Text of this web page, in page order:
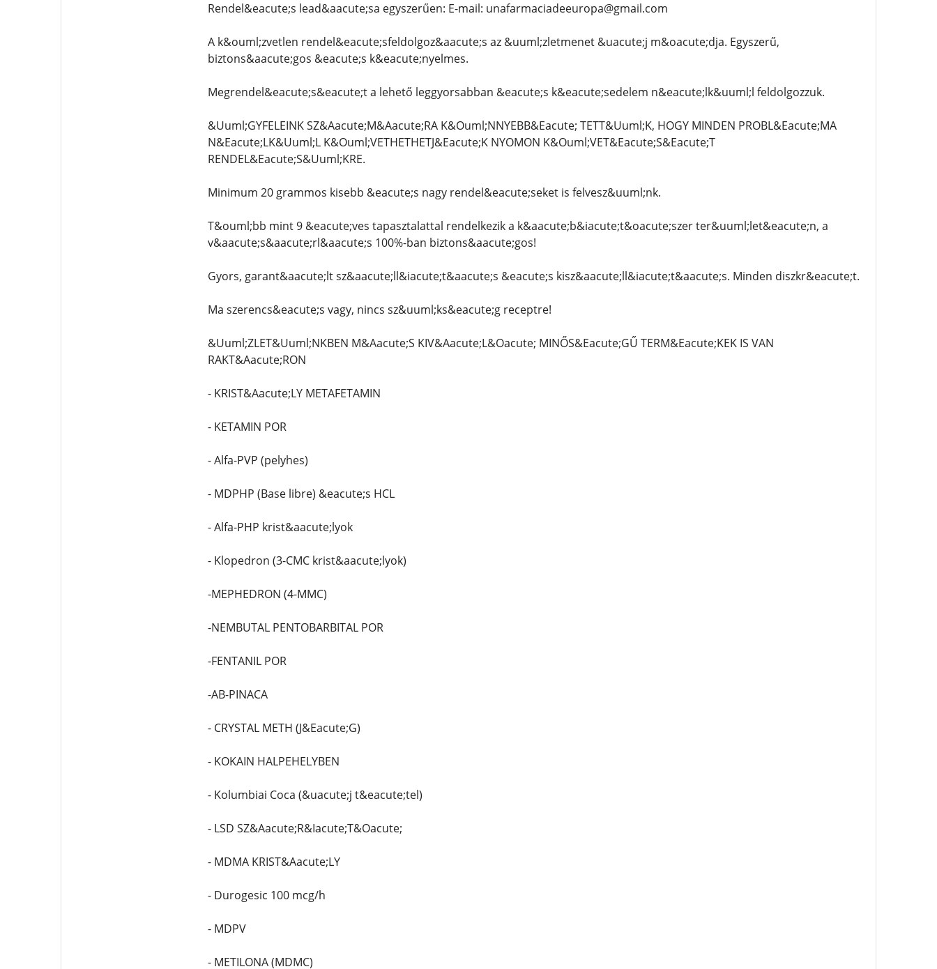
Rendel&eacute;s lead&aacute;sa egyszerűen: E-mail: unafarmaciadeeuropa@gmail.com
A k&ouml;zvetlen rendel&eacute;sfeldolgoz&aacute;s az &uuml;zletmenet &uacute;j m&oacute;dja. Egyszerű,
biztons&aacute;gos &eacute;s k&eacute;nyelmes.
Megrendel&eacute;s&eacute;t a lehető leggyorsabban &eacute;s k&eacute;sedelem n&eacute;lk&uuml;l feldolgozzuk.
&Uuml;GYFELEINK SZ&Aacute;M&Aacute;RA K&Ouml;NNYEBB&Eacute; TETT&Uuml;K, HOGY MINDEN PROBL&Eacute;MA
N&Eacute;LK&Uuml;L K&Ouml;VETHETHETJ&Eacute;K NYOMON K&Ouml;VET&Eacute;S&Eacute;T
RENDEL&Eacute;S&Uuml;KRE.
Minimum 20 grammos kisebb &eacute;s nagy rendel&eacute;seket is felvesz&uuml;nk.
T&ouml;bb mint 9 &eacute;ves tapasztalattal rendelkezik a k&aacute;b&iacute;t&oacute;szer ter&uuml;let&eacute;n, a
v&aacute;s&aacute;rl&aacute;s 100%-ban biztons&aacute;gos!
Gyors, garant&aacute;lt sz&aacute;ll&iacute;t&aacute;s &eacute;s kisz&aacute;ll&iacute;t&aacute;s. Minden diszkr&eacute;t.
Ma szerencs&eacute;s vagy, nincs sz&uuml;ks&eacute;g receptre!
&Uuml;ZLET&Uuml;NKBEN M&Aacute;S KIV&Aacute;L&Oacute; MINŐS&Eacute;GŰ TERM&Eacute;KEK IS VAN
RAKT&Aacute;RON
- KRIST&Aacute;LY METAFETAMIN
- KETAMIN POR
- Alfa-PVP (pelyhes)
- MDPHP (Base libre) &eacute;s HCL
- Alfa-PHP krist&aacute;lyok
- Klopedron (3-CMC krist&aacute;lyok)
-MEPHEDRON (4-MMC)
-NEMBUTAL PENTOBARBITAL POR
-FENTANIL POR
-AB-PINACA
- CRYSTAL METH (J&Eacute;G)
- KOKAIN HALPEHELYBEN
- Kolumbiai Coca (&uacute;j t&eacute;tel)
- LSD SZ&Aacute;R&Iacute;T&Oacute;
- MDMA KRIST&Aacute;LY
- Durogesic 100 mcg/h
- MDPV
- METILONA (MDMC)